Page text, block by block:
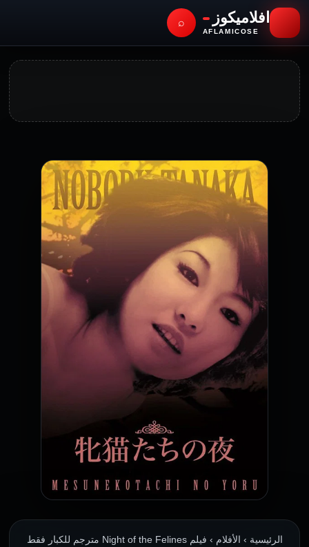
افلاميكوز
AFLAMICOSE
⌕
الرئيسية › الأفلام › فيلم Night of the Felines مترجم للكبار فقط